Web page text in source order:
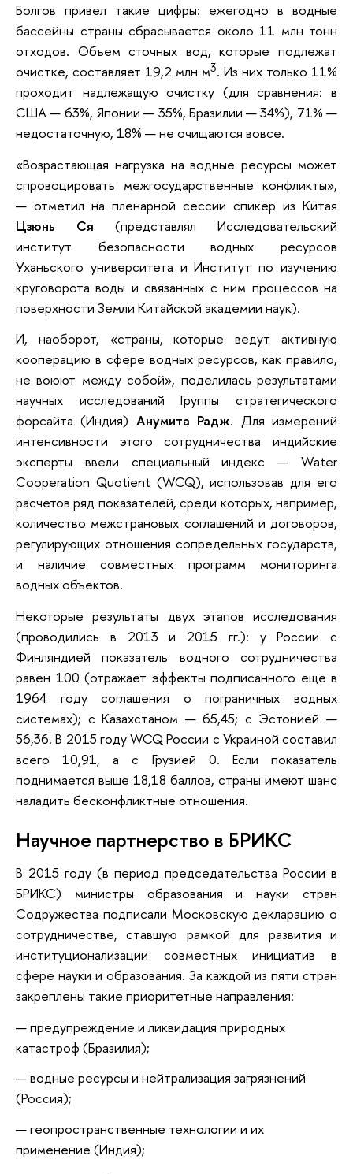
Болгов привел такие цифры: ежегодно в водные
бассейны страны сбрасывается около 11 млн тонн
отходов. Объем сточных вод, которые подлежат
очистке, составляет 19,2 млн м3. Из них только 11%
проходит надлежащую очистку (для сравнения: в
США — 63%, Японии — 35%, Бразилии — 34%), 71% —
недостаточную, 18% — не очищаются вовсе.
«Возрастающая нагрузка на водные ресурсы может
спровоцировать межгосударственные конфликты»,
— отметил на пленарной сессии спикер из Китая
Цзюнь Ся (представлял Исследовательский
институт безопасности водных ресурсов
Уханьского университета и Институт по изучению
круговорота воды и связанных с ним процессов на
поверхности Земли Китайской академии наук).
И, наоборот, «страны, которые ведут активную
кооперацию в сфере водных ресурсов, как правило,
не воюют между собой», поделилась результатами
научных исследований Группы стратегического
форсайта (Индия) Анумита Радж. Для измерений
интенсивности этого сотрудничества индийские
эксперты ввели специальный индекс — Water
Cooperation Quotient (WCQ), использовав для его
расчетов ряд показателей, среди которых, например,
количество межстрановых соглашений и договоров,
регулирующих отношения сопредельных государств,
и наличие совместных программ мониторинга
водных объектов.
Некоторые результаты двух этапов исследования
(проводились в 2013 и 2015 гг.): у России с
Финляндией показатель водного сотрудничества
равен 100 (отражает эффекты подписанного еще в
1964 году соглашения о пограничных водных
системах); с Казахстаном — 65,45; с Эстонией —
56,36. В 2015 году WCQ России с Украиной составил
всего 10,91, а с Грузией 0. Если показатель
поднимается выше 18,18 баллов, страны имеют шанс
наладить бесконфликтные отношения.
Научное партнерство в БРИКС
В 2015 году (в период председательства России в
БРИКС) министры образования и науки стран
Содружества подписали Московскую декларацию о
сотрудничестве, ставшую рамкой для развития и
институционализации совместных инициатив в
сфере науки и образования. За каждой из пяти стран
закреплены такие приоритетные направления:
предупреждение и ликвидация природных
катастроф (Бразилия);
водные ресурсы и нейтрализация загрязнений
(Россия);
геопространственные технологии и их
применение (Индия);